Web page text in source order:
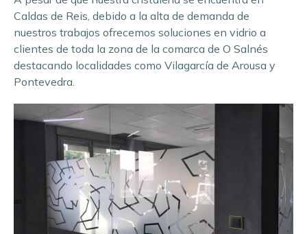
Caldas de Reis, debido a la alta de demanda de
nuestros trabajos ofrecemos soluciones en vidrio a
clientes de toda la zona de la comarca de O Salnés
destacando localidades como Vilagarcía de Arousa y
Pontevedra.